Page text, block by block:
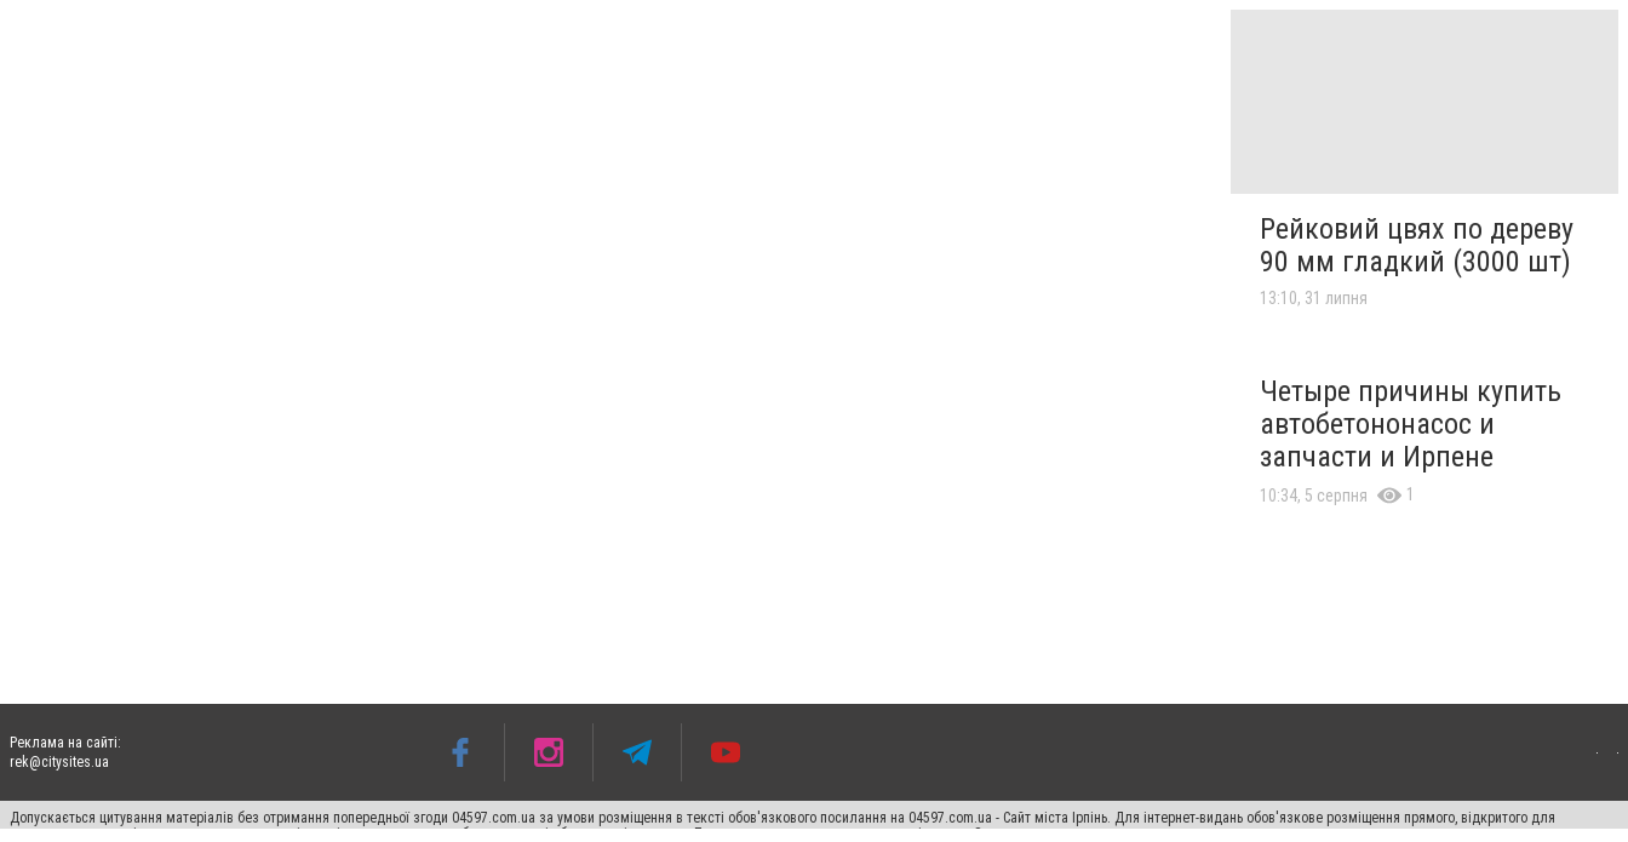
Рейковий цвях по дереву
90 мм гладкий (3000 шт)
13:10, 31 липня
Четыре причины купить
автобетононасос и
запчасти и Ирпене
10:34, 5 серпня 1
Реклама на сайті:
rek@citysites.ua
Допускається цитування матеріалів без отримання попередньої згоди 04597.com.ua за умови розміщення в тексті обов'язкового посилання на 04597.com.ua - Сайт міста Ірпінь. Для інтернет-видань обов'язкове розміщення прямого, відкритого для
пошукових систем гіперпосилання на цитовані статті не нижче другого абзацу в тексті або в якості джерела. Порушення виняткових прав переслідується Законом.